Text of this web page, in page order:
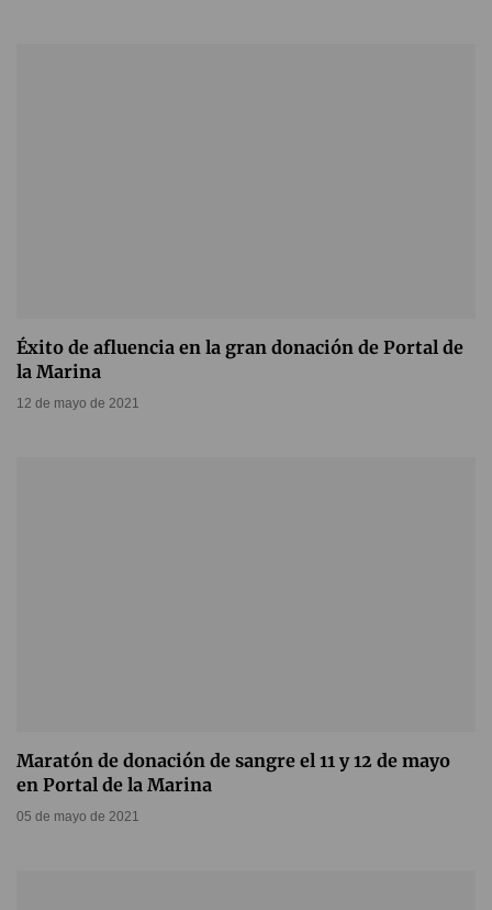
Éxito de afluencia en la gran donación de Portal de
la Marina
12 de mayo de 2021
Maratón de donación de sangre el 11 y 12 de mayo
en Portal de la Marina
05 de mayo de 2021